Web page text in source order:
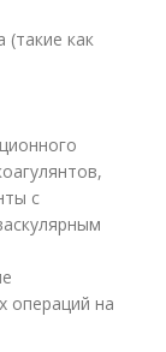
(такие как
с
операций на